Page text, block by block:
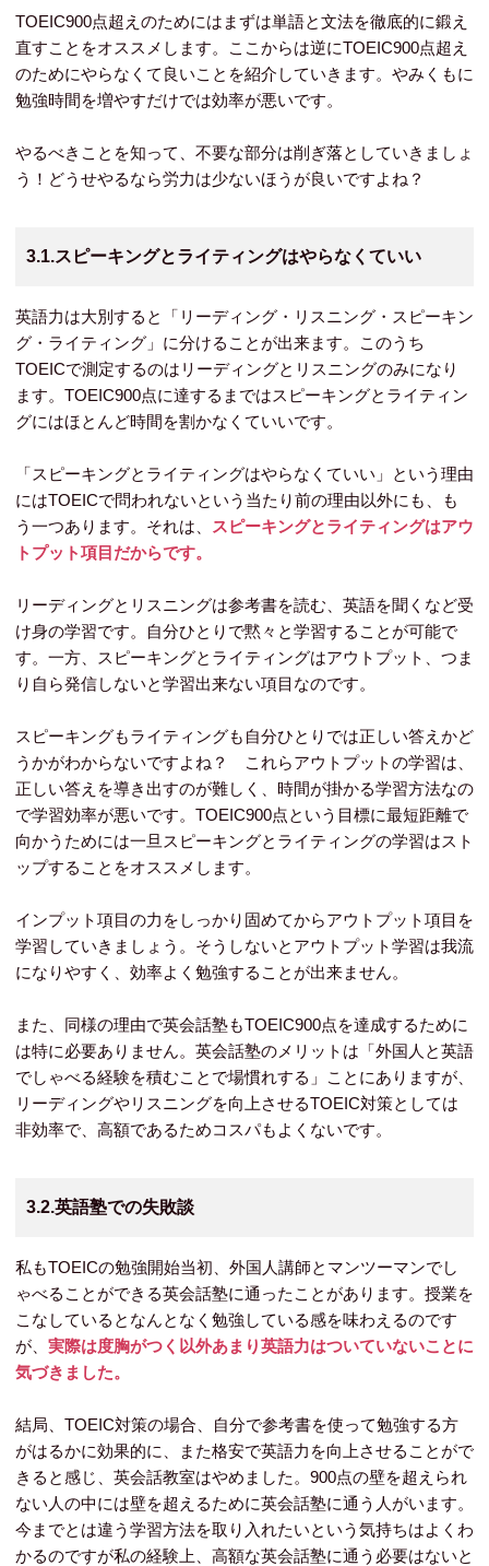
TOEIC900点超えのためにはまずは単語と文法を徹底的に鍛え
直すことをオススメします。ここからは逆にTOEIC900点超え
のためにやらなくて良いことを紹介していきます。やみくもに
勉強時間を増やすだけでは効率が悪いです。
やるべきことを知って、不要な部分は削ぎ落としていきましょ
う！どうせやるなら労力は少ないほうが良いですよね？
3.1.スピーキングとライティングはやらなくていい
英語力は大別すると「リーディング・リスニング・スピーキン
グ・ライティング」に分けることが出来ます。このうち
TOEICで測定するのはリーディングとリスニングのみになり
ます。TOEIC900点に達するまではスピーキングとライティン
グにはほとんど時間を割かなくていいです。
「スピーキングとライティングはやらなくていい」という理由
にはTOEICで問われないという当たり前の理由以外にも、も
う一つあります。それは、
スピーキングとライティングはアウ
トプット項目だからです。
リーディングとリスニングは参考書を読む、英語を聞くなど受
け身の学習です。自分ひとりで黙々と学習することが可能で
す。一方、スピーキングとライティングはアウトプット、つま
り自ら発信しないと学習出来ない項目なのです。
スピーキングもライティングも自分ひとりでは正しい答えかど
うかがわからないですよね？ これらアウトプットの学習は、
正しい答えを導き出すのが難しく、時間が掛かる学習方法なの
で学習効率が悪いです。TOEIC900点という目標に最短距離で
向かうためには一旦スピーキングとライティングの学習はスト
ップすることをオススメします。
インプット項目の力をしっかり固めてからアウトプット項目を
学習していきましょう。そうしないとアウトプット学習は我流
になりやすく、効率よく勉強することが出来ません。
また、同様の理由で英会話塾もTOEIC900点を達成するために
は特に必要ありません。英会話塾のメリットは「外国人と英語
でしゃべる経験を積むことで場慣れする」ことにありますが、
リーディングやリスニングを向上させるTOEIC対策としては
非効率で、高額であるためコスパもよくないです。
3.2.英語塾での失敗談
私もTOEICの勉強開始当初、外国人講師とマンツーマンでし
ゃべることができる英会話塾に通ったことがあります。授業を
こなしているとなんとなく勉強している感を味わえるのです
が、 実際は度胸がつく以外あまり英語力はついていないことに
気づきました。
結局、TOEIC対策の場合、自分で参考書を使って勉強する方
がはるかに効果的に、また格安で英語力を向上させることがで
きると感じ、英会話教室はやめました。900点の壁を超えられ
ない人の中には壁を超えるために英会話塾に通う人がいます。
今までとは違う学習方法を取り入れたいという気持ちはよくわ
かるのですが私の経験上、高額な英会話塾に通う必要はないと